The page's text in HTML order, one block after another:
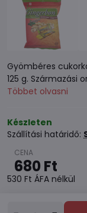
Gyömbéres
125 g. Származási
Többet olvasni
Készleten
Szállítási határidő:
680 Ft
530 Ft ÁFA nélkül